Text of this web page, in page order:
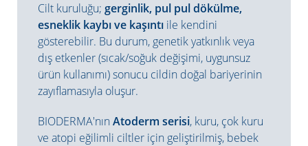
Cilt kuruluğu; gerginlik, pul pul dökülme,
esneklik kaybı ve kaşıntı ile kendini
gösterebilir. Bu durum, genetik yatkınlık veya
dış etkenler (sıcak/soğuk değişimi, uygunsuz
ürün kullanımı) sonucu cildin doğal bariyerinin
zayıflamasıyla oluşur.
BIODERMA'nınAtoderm serisi, kuru, çok kuru
ve atopi eğilimli ciltler için geliştirilmiş, bebek